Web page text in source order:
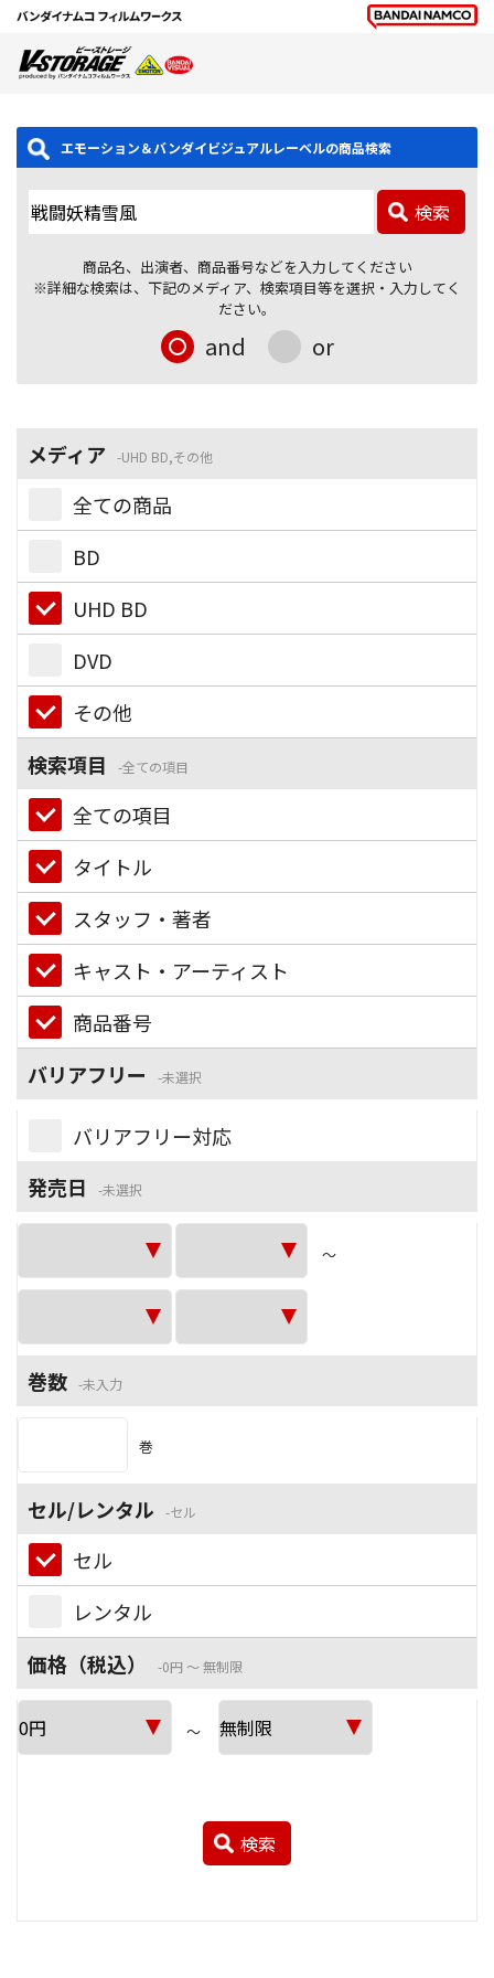
エモーション＆バンダイビジュアルレーベルの商品検索
検索
商品名、出演者、商品番号などを入力してください
※詳細な検索は、下記のメディア、検索項目等を選択・入力してく
ださい。
and or
メディア UHD BD,その他
全ての商品
BD
UHD BD
DVD
その他
検索項目
全ての項目
全ての項目
タイトル
スタッフ・著者
キャスト・アーティスト
商品番号
バリアフリー
未選択
バリアフリー対応
発売日
未選択
～
巻数 未入力
巻
セル/レンタル セル
セル
レンタル
価格（税込）
0円 ～ 無制限
～
検索